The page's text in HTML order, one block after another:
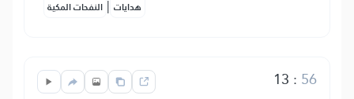
النفحات المكية | هدايات
13 : 56